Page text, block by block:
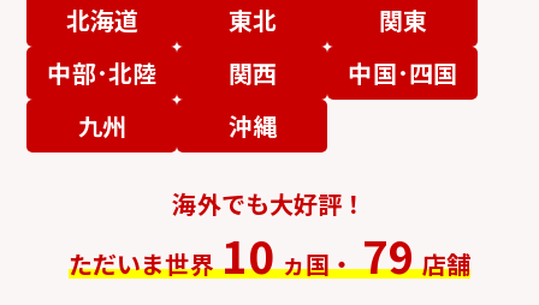
北海道 東北
関東
中部･北陸
関西
中国･四国
九州
沖縄
海外でも大好評！
ただいま世界 10 ヵ国・ 79 店舗